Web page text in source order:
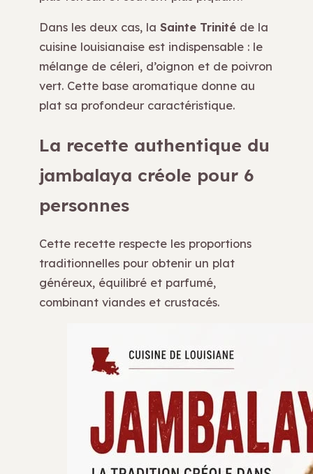
Dans les deux cas, la Sainte Trinité de la
cuisine louisianaise est indispensable : le
mélange de céleri, d’oignon et de poivron
vert. Cette base aromatique donne au
plat sa profondeur caractéristique.
La recette authentique du
jambalaya créole pour 6
personnes
Cette recette respecte les proportions
traditionnelles pour obtenir un plat
généreux, équilibré et parfumé,
combinant viandes et crustacés.